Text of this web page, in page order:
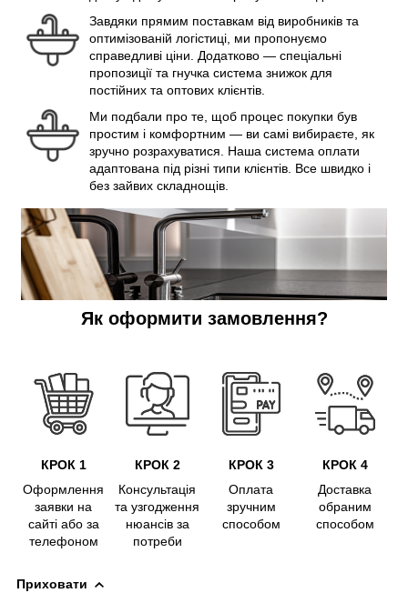
Завдяки прямим поставкам від виробників та
оптимізованій логістиці, ми пропонуємо
справедливі ціни. Додатково — спеціальні
пропозиції та гнучка система знижок для
постійних та оптових клієнтів.
Ми подбали про те, щоб процес покупки був
простим і комфортним — ви самі вибираєте, як
зручно розрахуватися. Наша система оплати
адаптована під різні типи клієнтів. Все швидко і
без зайвих складнощів.
Як оформити замовлення?
КРОК 1
Оформлення
заявки на
сайті або за
телефоном
КРОК 2
Консультація
та узгодження
нюансів за
потреби
КРОК 3
Оплата
зручним
способом
КРОК 4
Доставка
обраним
способом
Приховати